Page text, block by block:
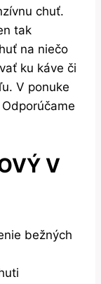
chuť.
tak
na niečo
ku káve či
V ponuke
V
bežných